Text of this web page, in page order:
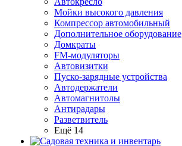
Мойки высокого давления
Компрессор автомобильный
Дополнительное оборудование
Домкраты
FM-модуляторы
Автовизитки
Пуско-зарядные устройства
Автодержатели
Автомагнитолы
Антирадары
Разветвитель
Ещё 14